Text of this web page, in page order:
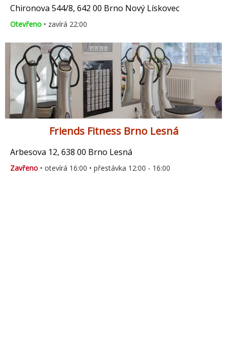
Chironova 544/8, 642 00 Brno Nový Lískovec
Otevřeno • zavírá 22:00
Friends Fitness Brno Lesná
Arbesova 12, 638 00 Brno Lesná
Zavřeno • otevírá 16:00 • přestávka 12:00 - 16:00